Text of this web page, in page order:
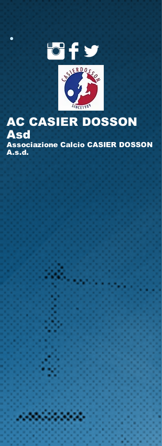
AC CASIER DOSSON
Asd
Associazione Calcio CASIER DOSSON
A.s.d.